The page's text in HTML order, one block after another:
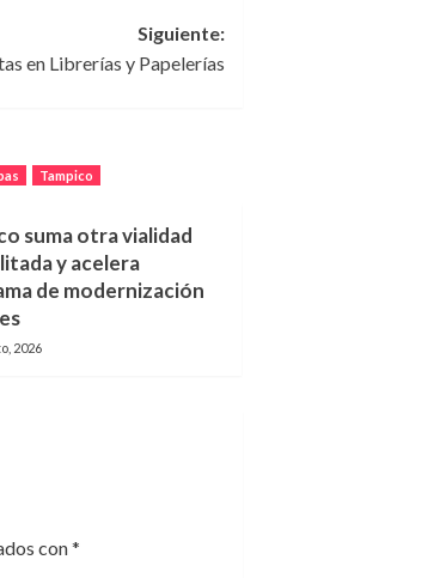
Siguiente:
en Librerías y Papelerías
Tampico
suma otra vialidad
y acelera
de modernización
2026
con*